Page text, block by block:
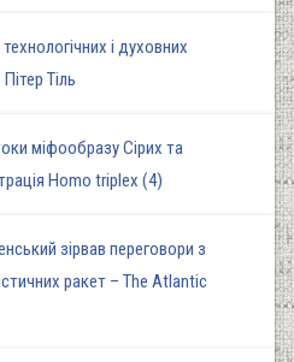
і духовних
Тіль
міфообразу Сірих та
Homo triplex (4)
зірвав переговори з
ракет – The Atlantic